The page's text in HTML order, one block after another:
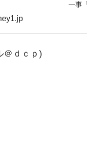
一事
＠ｄｃｐ)